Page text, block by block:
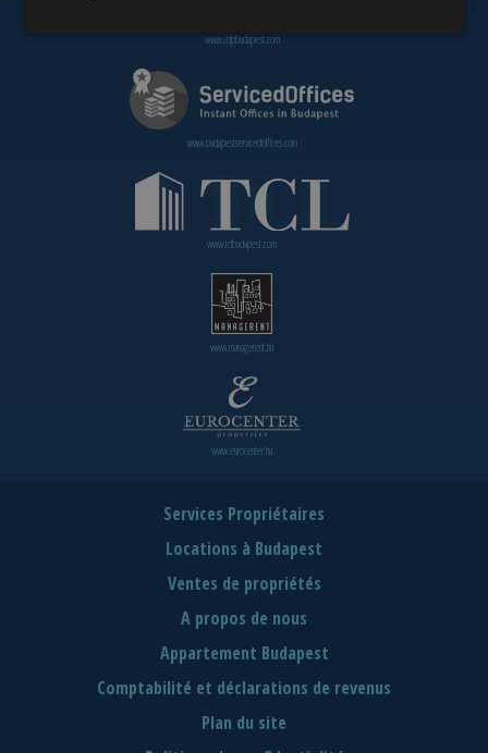
www.cdpbudapest.com
www.budapestservicedoffices.com
www.tclbudapest.com
www.managerent.hu
www.eurocenter.hu
Services Propriétaires
Locations à Budapest
Ventes de propriétés
A propos de nous
Appartement Budapest
Comptabilité et déclarations de revenus
Plan du site